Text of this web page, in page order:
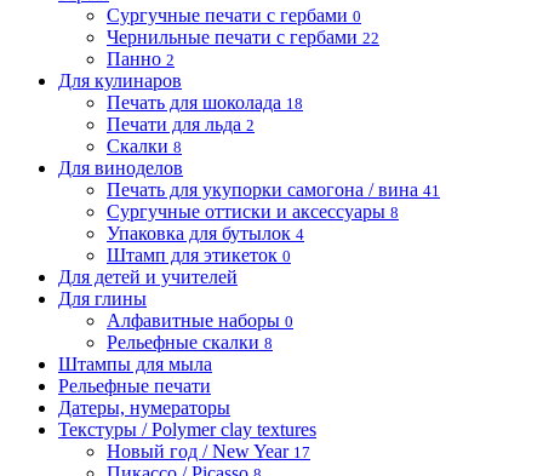
Сургучные печати с гербами 0
Чернильные печати с гербами 22
Панно 2
Для кулинаров
Печать для шоколада 18
Печати для льда 2
Скалки 8
Для виноделов
Печать для укупорки самогона / вина 41
Сургучные оттиски и аксессуары 8
Упаковка для бутылок 4
Штамп для этикеток 0
Для детей и учителей
Для глины
Алфавитные наборы 0
Рельефные скалки 8
Штампы для мыла
Рельефные печати
Датеры, нумераторы
Текстуры / Polymer clay textures
Новый год / New Year 17